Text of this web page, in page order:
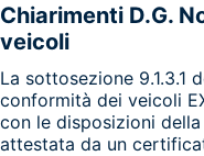
Chiarimenti D.G.
veicoli
La sottosezione 9.1.3.1
conformità dei veicoli
con le disposizioni
attestata da un